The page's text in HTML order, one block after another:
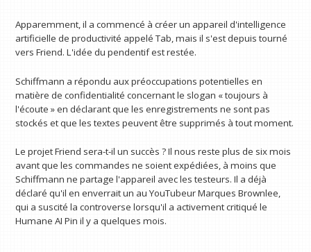
Apparemment, il a commencé à créer un appareil d'intelligence
artificielle de productivité appelé Tab, mais il s'est depuis tourné
vers Friend. L'idée du pendentif est restée.
Schiffmann a répondu aux préoccupations potentielles en
matière de confidentialité concernant le slogan « toujours à
l'écoute » en déclarant que les enregistrements ne sont pas
stockés et que les textes peuvent être supprimés à tout moment.
Le projet Friend sera-t-il un succès ? Il nous reste plus de six mois
avant que les commandes ne soient expédiées, à moins que
Schiffmann ne partage l'appareil avec les testeurs. Il a déjà
déclaré qu'il en enverrait un au YouTubeur Marques Brownlee,
qui a suscité la controverse lorsqu'il a activement critiqué le
Humane AI Pin il y a quelques mois.